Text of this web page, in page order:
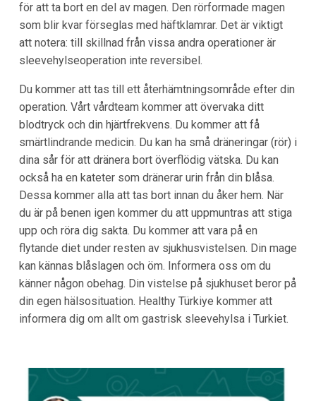
för att ta bort en del av magen. Den rörformade magen
som blir kvar förseglas med häftklamrar. Det är viktigt
att notera: till skillnad från vissa andra operationer är
sleevehylseoperation inte reversibel.
Du kommer att tas till ett återhämtningsområde efter din
operation. Vårt vårdteam kommer att övervaka ditt
blodtryck och din hjärtfrekvens. Du kommer att få
smärtlindrande medicin. Du kan ha små dräneringar (rör) i
dina sår för att dränera bort överflödig vätska. Du kan
också ha en kateter som dränerar urin från din blåsa.
Dessa kommer alla att tas bort innan du åker hem. När
du är på benen igen kommer du att uppmuntras att stiga
upp och röra dig sakta. Du kommer att vara på en
flytande diet under resten av sjukhusvistelsen. Din mage
kan kännas blåslagen och öm. Informera oss om du
känner någon obehag. Din vistelse på sjukhuset beror på
din egen hälsosituation. Healthy Türkiye kommer att
informera dig om allt om gastrisk sleevehylsa i Turkiet.